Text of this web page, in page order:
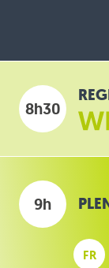
8h30
9h
FR